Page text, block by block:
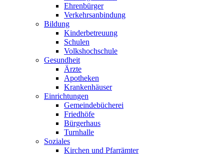
Ehrenbürger
Verkehrsanbindung
Bildung
Kinderbetreuung
Schulen
Volkshochschule
Gesundheit
Ärzte
Apotheken
Krankenhäuser
Einrichtungen
Gemeindebücherei
Friedhöfe
Bürgerhaus
Turnhalle
Soziales
Kirchen und Pfarrämter